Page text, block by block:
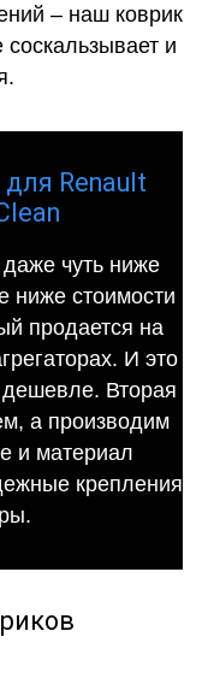
– наш коврик
и
Renault
чуть ниже
ниже стоимости
продается на
И это
Вторая
а производим
и материал
крепления